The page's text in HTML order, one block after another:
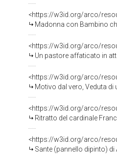
<https://w3id.org/arco/
Madonna con Bambino
<https://w3id.org/arco/
Un pastore affaticato in
<https://w3id.org/arco/
Motivo dal vero, Veduta di
<https://w3id.org/arco/
Ritratto del cardinale
<https://w3id.org/arco/
Sante (pannello dipinto)